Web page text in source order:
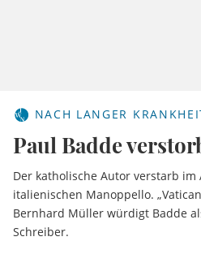
NACH LANGER
Paul Badde
Der katholische Autor verstarb im
italienischen Manoppello.
Bernhard Müller würdigt Badde
Schreiber.